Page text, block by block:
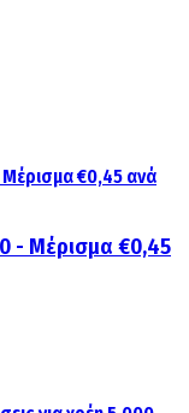
- Μέρισμα €0,45